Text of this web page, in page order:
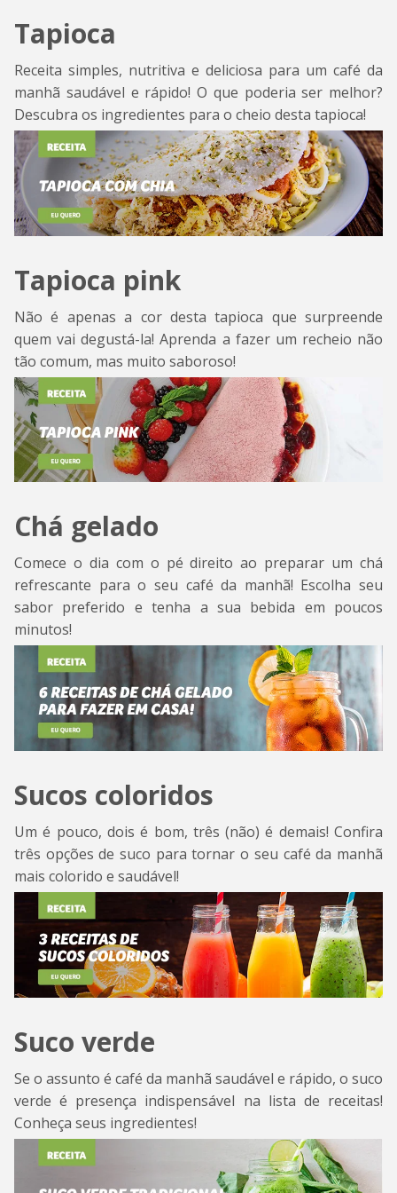
Tapioca
Receita simples, nutritiva e deliciosa para um café da
manhã saudável e rápido! O que poderia ser melhor?
Descubra os ingredientes para o cheio desta tapioca!
Tapioca pink
Não é apenas a cor desta tapioca que surpreende
quem vai degustá-la! Aprenda a fazer um recheio não
tão comum, mas muito saboroso!
Chá gelado
Comece o dia com o pé direito ao preparar um chá
refrescante para o seu café da manhã! Escolha seu
sabor preferido e tenha a sua bebida em poucos
minutos!
Sucos coloridos
Um é pouco, dois é bom, três (não) é demais! Confira
três opções de suco para tornar o seu café da manhã
mais colorido e saudável!
Suco verde
Se o assunto é café da manhã saudável e rápido, o suco
verde é presença indispensável na lista de receitas!
Conheça seus ingredientes!